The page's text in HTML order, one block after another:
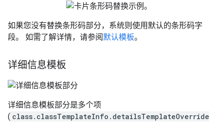
如果您没有替换条形码部分，系统则使用默认的条形码字
段。 如需了解详情，请参阅默认模板。
详细信息模板
详细信息模板部分是多个项
( class.classTemplateInfo.detailsTemplateOverride